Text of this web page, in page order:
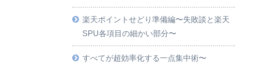
楽天ポイントせどり準備編〜失敗談と楽天
SPU各項目の細かい部分〜
すべてが超効率化する一点集中術〜